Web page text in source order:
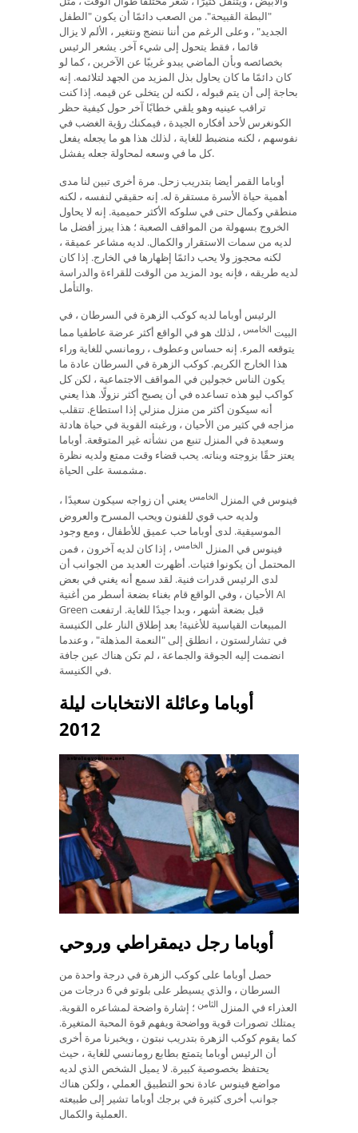
"البطة القبيحة". من الصعب دائمًا أن يكون "الطفل
الجديد" ، وعلى الرغم من أننا ننضج ونتغير ، الألم لا يزال
قائما ، فقط يتحول إلى شيء آخر. يشعر الرئيس
بخصائصه وبأن الماضي يبدو غريبًا عن الآخرين ، كما لو
كان دائمًا ما كان يحاول بذل المزيد من الجهد لتلائمه. إنه
بحاجة إلى أن يتم قبوله ، لكنه لن يتخلى عن قيمه. إذا كنت
تراقب عينيه وهو يلقي خطابًا آخر حول كيفية حظر
الكونغرس لأحد أفكاره الجيدة ، فيمكنك رؤية الغضب في
نفوسهم ، لكنه منضبط للغاية ، لذلك هذا هو ما يجعله يفعل
كل ما في وسعه لمحاولة جعله يفشل.
أوباما القمر أيضا بتدريب زحل. مرة أخرى تبين لنا مدى
أهمية حياة الأسرة مستقرة له. إنه حقيقي لنفسه ، لكنه
منطقي وكمال حتى في سلوكه الأكثر حميمية. إنه لا يحاول
الخروج بسهولة من المواقف الصعبة ؛ هذا يبرز أفضل ما
لديه من سمات الاستقرار والكمال. لديه مشاعر عميقة ،
لكنه محجوز ولا يحب دائمًا إظهارها في الخارج. إذا كان
لديه طريقه ، فإنه يود المزيد من الوقت للقراءة والدراسة
والتأمل.
الرئيس أوباما لديه كوكب الزهرة في السرطان ، في
البيت الخامس ، لذلك هو في الواقع أكثر عرضة عاطفيا مما
يتوقعه المرء. إنه حساس وعطوف ، رومانسي للغاية وراء
هذا الخارج الكريم. كوكب الزهرة في السرطان عادة ما
يكون الناس خجولين في المواقف الاجتماعية ، لكن كل
كواكب ليو هذه تساعده في أن يصبح أكثر نزولًا. هذا يعني
أنه سيكون أكثر من منزل منزلي إذا استطاع. تتقلب
مزاجه في كثير من الأحيان ، ورغبته القوية في حياة هادئة
وسعيدة في المنزل تنبع من نشأته غير المتوقعة. أوباما
يعتز حقًا بزوجته وبناته. يحب قضاء وقت ممتع ولديه نظرة
مشمسة على الحياة.
فينوس في المنزل الخامس يعني أن زواجه سيكون سعيدًا ،
ولديه حب قوي للفنون ويحب المسرح والعروض
الموسيقية. لدى أوباما حب عميق للأطفال ، ومع وجود
فينوس في المنزل الخامس ، إذا كان لديه آخرون ، فمن
المحتمل أن يكونوا فتيات. أظهرت العديد من الجوانب أن
لدى الرئيس قدرات فنية. لقد سمع أنه يغني في بعض
الأحيان ، وفي الواقع قام بغناء بضعة أسطر من أغنية Al
Green قبل بضعة أشهر ، وبدا جيدًا للغاية. ارتفعت
المبيعات القياسية للأغنية! بعد إطلاق النار على الكنيسة
في تشارلستون ، انطلق إلى "النعمة المذهلة" ، وعندما
انضمت إليه الجوقة والجماعة ، لم تكن هناك عين جافة
في الكنيسة.
أوباما وعائلة الانتخابات ليلة
2012
أوباما رجل ديمقراطي وروحي
حصل أوباما على كوكب الزهرة في درجة واحدة من
السرطان ، والذي يسيطر على بلوتو في 6 درجات من
العذراء في المنزل الثامن ؛ إشارة واضحة لمشاعره القوية.
يمتلك تصورات قوية وواضحة ويفهم قوة المحبة المتغيرة.
كما يقوم كوكب الزهرة بتدريب نبتون ، ويخبرنا مرة أخرى
أن الرئيس أوباما يتمتع بطابع رومانسي للغاية ، حيث
يحتفظ بخصوصية كبيرة. لا يميل الشخص الذي لديه
مواضع فينوس عادة نحو التطبيق العملي ، ولكن هناك
جوانب أخرى كثيرة في برجك أوباما تشير إلى طبيعته
العملية والكمال.